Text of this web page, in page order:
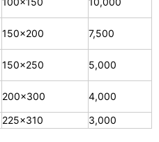
150×200
7,500
150×250
5,000
200×300
4,000
225×310 3,000